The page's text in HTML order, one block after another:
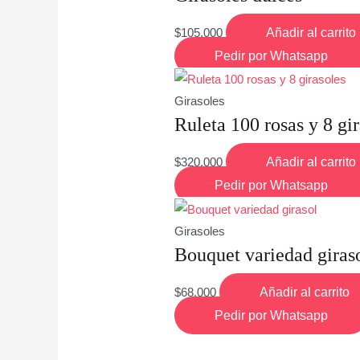
$105,000
Añadir al carrito
Pedir por Whatsapp
Girasoles
Ruleta 100 rosas y 8
$320,000
Añadir al carrito
Pedir por Whatsapp
Girasoles
Bouquet variedad
$68,000
Añadir al carrito
Pedir por Whatsapp